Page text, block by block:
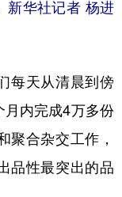
新华社记者 杨进
天从清晨到傍
月内完成4万多份
聚合杂交工作，
品性最突出的品